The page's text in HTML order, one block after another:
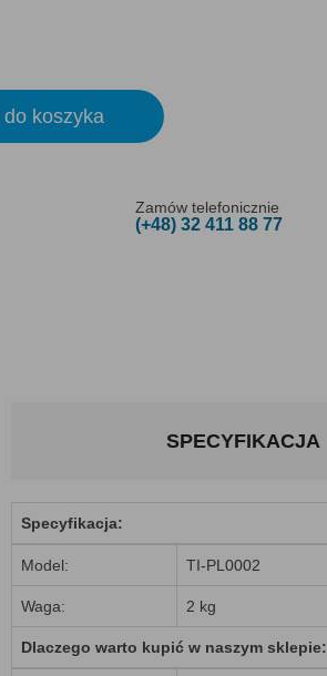
do koszyka
Zamów telefonicznie
(+48) 32 411 88 77
SPECYFIKACJA
Specyfikacja:
Model: TI-PL0002
Waga: 2 kg
Dlaczego warto kupić w naszym sklepie: